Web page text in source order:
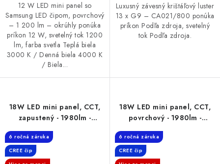
12 W LED mini panel so
Samsung LED čipom, povrchový
– 1 200 lm – okrúhly ponúka
príkon 12 W, svetelný tok 1200
lm, farba svetla Teplá biela
3000 K / Denná biela 4000 K
/ Biela...
Luxusný závesný krištáľový luster
13 x G9 – CA021/800 ponúka
príkon Podľa zdroja, svetelný
tok Podľa zdroja.
18W LED mini panel, CCT,
zapustený - 1980lm -
štvorcový
6 ročná záruka
CREE čip
18W LED mini panel, CCT,
povrchový - 1980lm -
štvorcový
6 ročná záruka
CREE čip